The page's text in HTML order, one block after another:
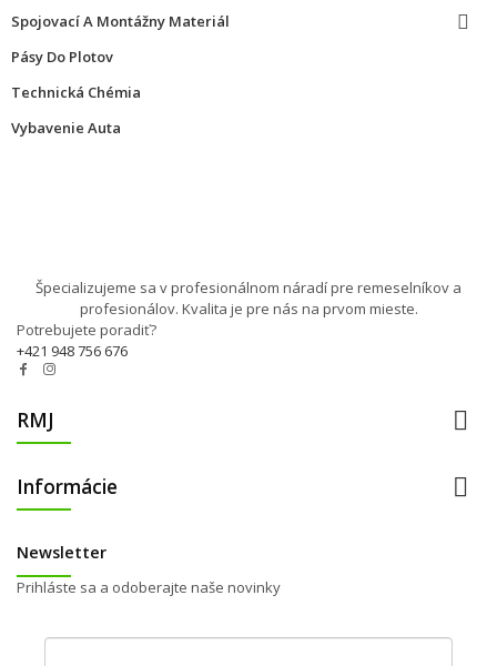
Spojovací A Montážny Materiál 
Pásy Do Plotov
Technická Chémia
Vybavenie Auta
Špecializujeme sa v profesionálnom náradí pre remeselníkov a
profesionálov. Kvalita je pre nás na prvom mieste.
Potrebujete poradiť?
+421 948 756 676
RMJ 
Informácie 
Newsletter
Prihláste sa a odoberajte naše novinky